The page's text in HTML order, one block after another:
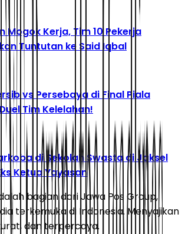
Mogok Kerja, Tim 10 Pekerja
Tuntutan ke Said Iqbal
vs Persebaya di Final Piala
Tim Kelelahan!
di Sekolah Swasta di Jaksel
Ketua Yayasan
bagian dari Jawa Pos Group,
terkemuka di Indonesia. Menyajikan
dan terpercaya.